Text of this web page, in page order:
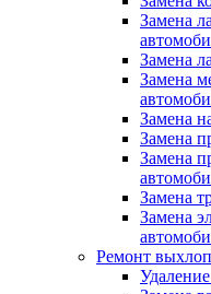
Замена
Замена
Замена
Замена
Замена
Замена
Замена
Замена
Ремонт
Удаление